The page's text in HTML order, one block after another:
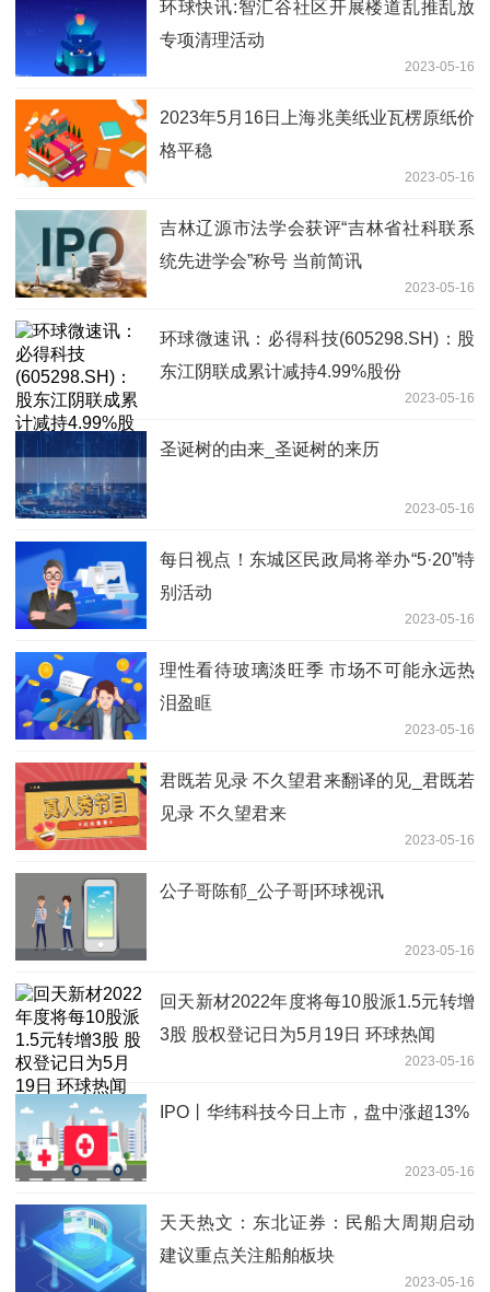
环球快讯:智汇谷社区开展楼道乱推乱放
专项清理活动
2023-05-16
2023年5月16日上海兆美纸业瓦楞原纸价
格平稳
2023-05-16
吉林辽源市法学会获评“吉林省社科联系
统先进学会”称号 当前简讯
2023-05-16
环球微速讯：必得科技(605298.SH)：股
东江阴联成累计减持4.99%股份
2023-05-16
圣诞树的由来_圣诞树的来历
2023-05-16
每日视点！东城区民政局将举办“5·20”特
别活动
2023-05-16
理性看待玻璃淡旺季 市场不可能永远热
泪盈眶
2023-05-16
君既若见录 不久望君来翻译的见_君既若
见录 不久望君来
2023-05-16
公子哥陈郁_公子哥|环球视讯
2023-05-16
回天新材2022年度将每10股派1.5元转增
3股 股权登记日为5月19日 环球热闻
2023-05-16
IPO丨华纬科技今日上市，盘中涨超13%
2023-05-16
天天热文：东北证券：民船大周期启动
建议重点关注船舶板块
2023-05-16